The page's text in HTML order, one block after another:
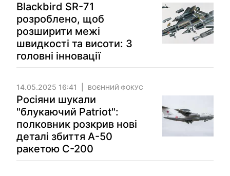
Blackbird SR-71
розроблено, щоб
розширити межі
швидкості та висоти: 3
головні інновації
14.05.2025 16:41 ВОЄННИЙ ФОКУС
Росіяни шукали
"блукаючий Patriot":
полковник розкрив нові
деталі збиття А-50
ракетою С-200